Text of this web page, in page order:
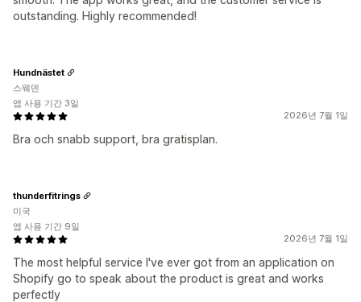
outstanding. Highly recommended!
2026년 7월 1일
Bra och snabb support, bra gratisplan.
Hundnästet
스웨덴
앱 사용 기간 3일
2026년 7월 1일
The most helpful service I've ever got from an application on
Shopify go to speak about the product is great and works
perfectly
thunderfitrings
미국
앱 사용 기간 9일